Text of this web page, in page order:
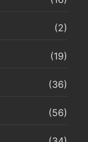
(2)
(19)
(36)
(56)